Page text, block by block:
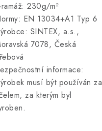
230g/m²
EN 13034+A1 Typ 6
SINTEX, a.s.,
7078, Česká
informace:
musí být používán za
za kterým byl